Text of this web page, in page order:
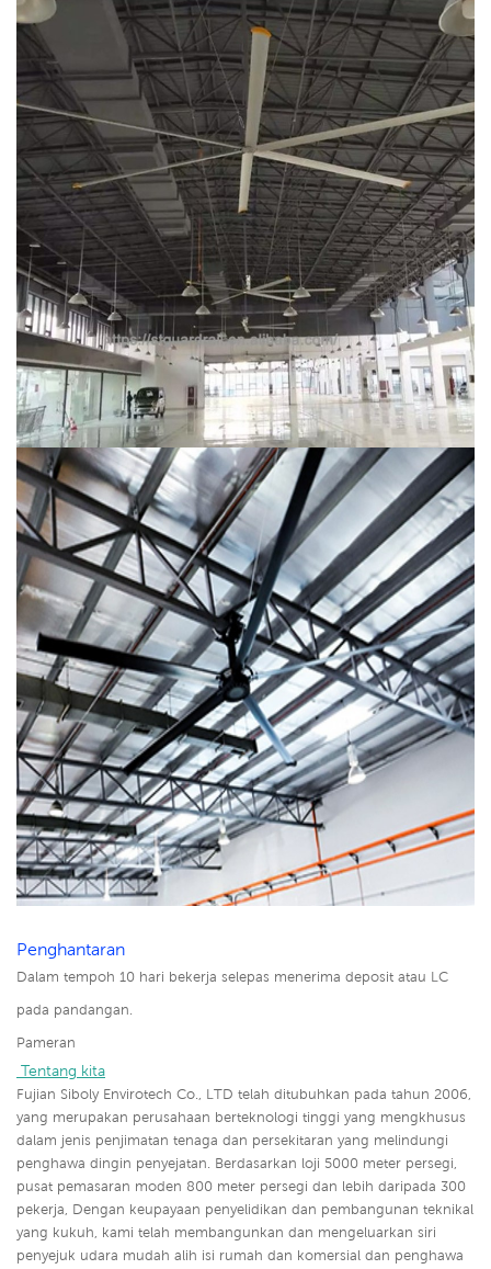
Penghantaran
Dalam tempoh 10 hari bekerja selepas menerima deposit atau LC
pada pandangan.
Pameran
Tentang kita
Fujian Siboly Envirotech Co., LTD telah ditubuhkan pada tahun 2006,
yang merupakan perusahaan berteknologi tinggi yang mengkhusus
dalam jenis penjimatan tenaga dan persekitaran yang melindungi
penghawa dingin penyejatan. Berdasarkan loji 5000 meter persegi,
pusat pemasaran moden 800 meter persegi dan lebih daripada 300
pekerja, Dengan keupayaan penyelidikan dan pembangunan teknikal
yang kukuh, kami telah membangunkan dan mengeluarkan siri
penyejuk udara mudah alih isi rumah dan komersial dan penghawa